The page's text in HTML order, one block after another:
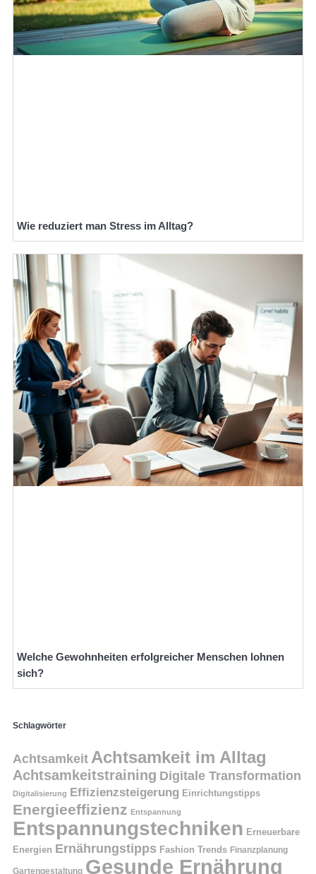
Wie reduziert man Stress im Alltag?
Welche Gewohnheiten erfolgreicher Menschen lohnen
sich?
Schlagwörter
Achtsamkeit Achtsamkeit im Alltag
Achtsamkeitstraining Digitale Transformation
Digitalisierung Effizienzsteigerung Einrichtungstipps
Energieeffizienz Entspannung
Entspannungstechniken Erneuerbare
Energien Ernährungstipps Fashion Trends Finanzplanung
Gartengestaltung Gesunde Ernährung